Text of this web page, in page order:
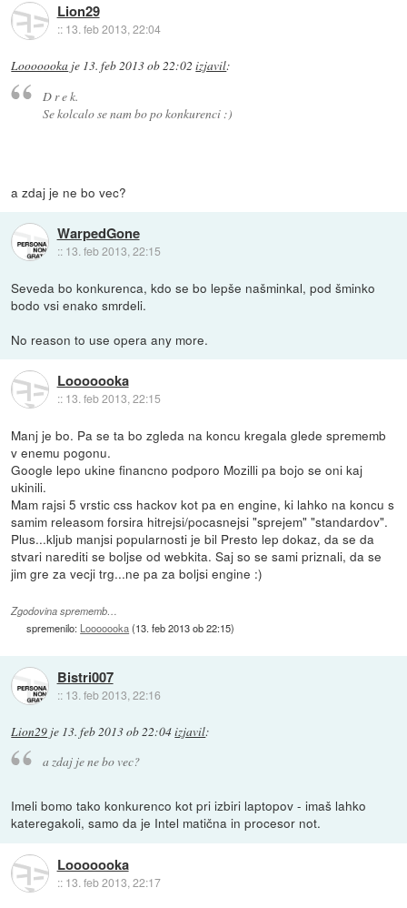
Lion29
:: 13. feb 2013, 22:04
Looooooka je 13. feb 2013 ob 22:02 izjavil:
D r e k.
Se kolcalo se nam bo po konkurenci :)
a zdaj je ne bo vec?
WarpedGone
:: 13. feb 2013, 22:15
Seveda bo konkurenca, kdo se bo lepše našminkal, pod šminko
bodo vsi enako smrdeli.
No reason to use opera any more.
Looooooka
:: 13. feb 2013, 22:15
Manj je bo. Pa se ta bo zgleda na koncu kregala glede sprememb
v enemu pogonu.
Google lepo ukine financno podporo Mozilli pa bojo se oni kaj
ukinili.
Mam rajsi 5 vrstic css hackov kot pa en engine, ki lahko na koncu s
samim releasom forsira hitrejsi/pocasnejsi "sprejem" "standardov".
Plus...kljub manjsi popularnosti je bil Presto lep dokaz, da se da
stvari narediti se boljse od webkita. Saj so se sami priznali, da se
jim gre za vecji trg...ne pa za boljsi engine :)
Zgodovina sprememb…
spremenilo: Looooooka(13. feb 2013 ob 22:15)
Bistri007
:: 13. feb 2013, 22:16
Lion29 je 13. feb 2013 ob 22:04izjavil:
a zdaj je ne bo vec?
Imeli bomo tako konkurenco kot pri izbiri laptopov - imaš lahko
kateregakoli, samo da je Intel matična in procesor not.
Looooooka
:: 13. feb 2013, 22:17